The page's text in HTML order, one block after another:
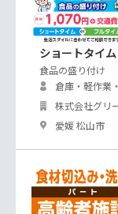
ショートタイ
食品の盛り付け
倉庫・軽作業
株式会社グリ
愛媛 松山市